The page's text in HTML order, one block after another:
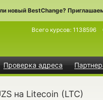
новый BestChange?
Проверка адреса
Всего курсов: 1138596
на Litecoin (LTC)